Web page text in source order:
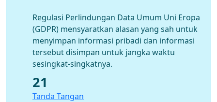
digunakan untukpengentasan kemiskinansertaperbaikan
Irigasibagi para Petani, sehingga Petani tidak perlumembeli
airuntukmengalirisawahnya. Sangat ironi Pemerintah
Kolonial Belanda memperhatikan Petani Indonesia, dengan
membuatkan saluran Irigasi. Bagaimana dengan Pemerintah
Indonesia?
Regulasi Perlindungan Data Umum Uni Eropa
(GDPR) mensyaratkan alasan yang sah untuk
menyimpan informasi pribadi dan informasi
tersebut disimpan untuk jangka waktu
sesingkat-singkatnya.
21
Tanda Tangan